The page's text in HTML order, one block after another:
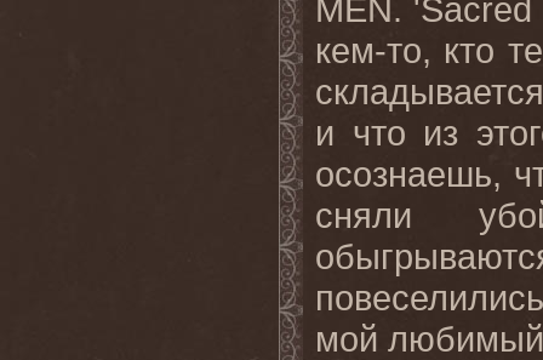
MEN.
кем-то, кто
и что из
осознаешь,
сняли
мой любимый